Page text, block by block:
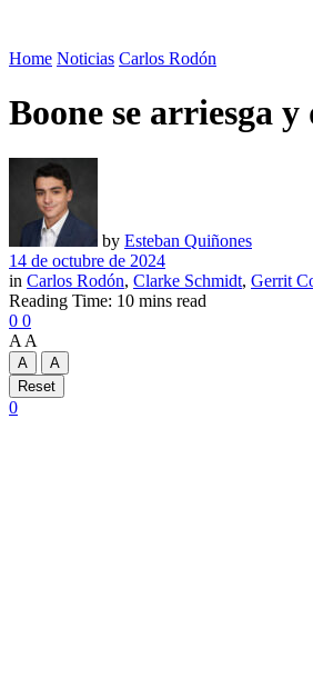
Home Noticias Carlos Rodón
Boone se arriesga
by Esteban Quiñones
14 de octubre de 2024
in Carlos Rodón, Clarke Schmidt, Gerrit
Reading Time: 10 mins read
0 0
A A
A
A
Reset
0